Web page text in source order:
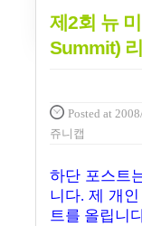
제2회 뉴
Summit)
Posted at
쥬니캡
하단 포스트
니다. 제 개
트를 올립니